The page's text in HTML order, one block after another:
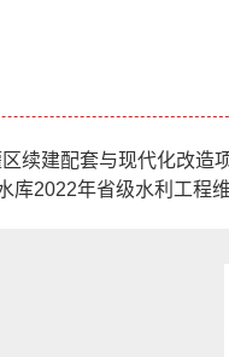
区续建配套与现代化改
库2022年省级水利工程